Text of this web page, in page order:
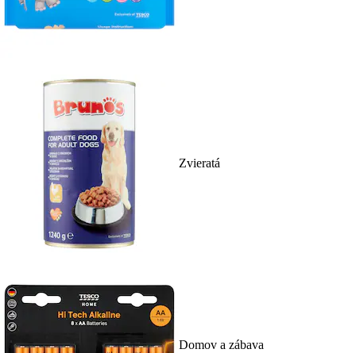
Zvieratá
Domov a zábava